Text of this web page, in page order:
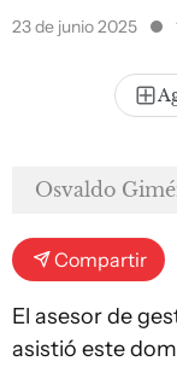
23 de junio 2025
Osvaldo
Compartir
El asesor de
asistió este